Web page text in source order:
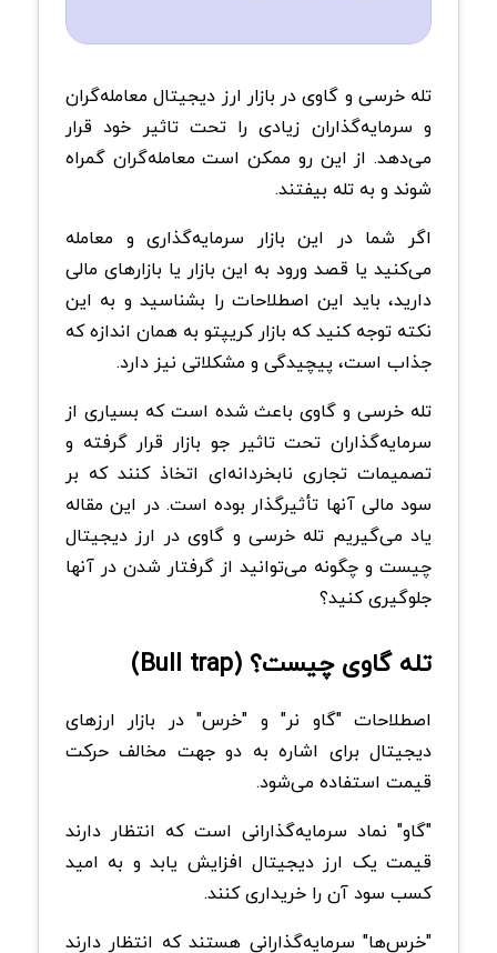
تله خرسی و گاوی در بازار ارز دیجیتال معامله‌گران
و سرمایه‌گذاران زیادی را تحت تاثیر خود قرار
می‌دهد. از این رو ممکن است معامله‌گران گمراه
شوند و به تله بیفتند.
اگر شما در این بازار سرمایه‌گذاری و معامله
می‌کنید یا قصد ورود به این بازار یا بازار‌های مالی
دارید، باید این اصطلاحات را بشناسید و به این
نکته توجه کنید که بازار کریپتو به همان اندازه که
جذاب است، پیچیدگی و مشکلاتی نیز دارد.
تله خرسی و گاوی باعث شده است که بسیاری از
سرمایه‌گذاران تحت تاثیر جو بازار قرار گرفته و
تصمیمات تجاری نابخردانه‌ای اتخاذ کنند که بر
سود مالی آنها تأثیرگذار بوده است. در این مقاله
یاد می‌گیریم تله خرسی و گاوی در ارز دیجیتال
چیست و چگونه می‌توانید از گرفتار شدن در آنها
جلوگیری کنید؟
تله گاوی چیست؟ (Bull trap)
اصطلاحات "گاو نر" و "خرس" در بازار ارزهای
دیجیتال برای اشاره به دو جهت مخالف حرکت
قیمت استفاده می‌شود.
"گاو" نماد سرمایه‌گذارانی است که انتظار دارند
قیمت یک ارز دیجیتال افزایش یابد و به امید
کسب سود آن را خریداری کنند.
"خرس‌ها" سرمایه‌گذارانی هستند که انتظار دارند